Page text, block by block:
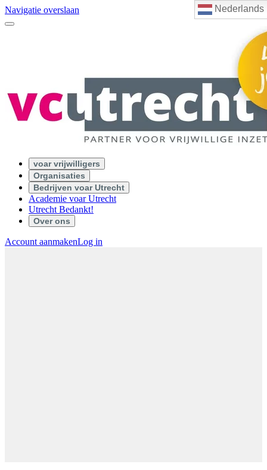
Nederlands
Navigatie overslaan
voar vrijwilligers
Organisaties
Bedrijven voar Utrecht
Academie voar Utrecht
Utrecht Bedankt!
Over ons
Account aanmakenLog in